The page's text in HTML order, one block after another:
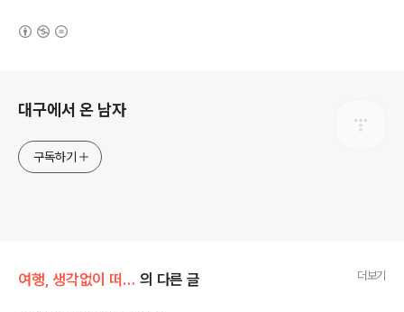
대구에서 온 남자
구독하기
여행, 생각없이 떠나는게 제맛 의 다른 글 더보기